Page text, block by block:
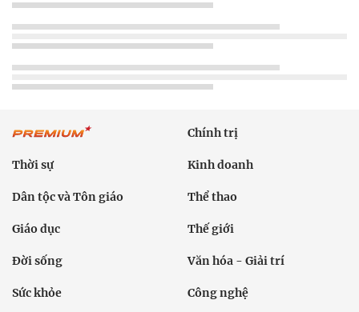
Chính trị
Thời sự Kinh doanh
Dân tộc và Tôn giáo Thể thao
Giáo dục Thế giới
Đời sống Văn hóa - Giải trí
Sức khỏe Công nghệ